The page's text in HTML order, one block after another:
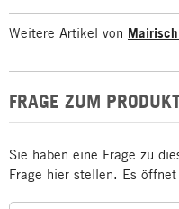
Weitere Artikel von
FRAGE ZUM
Sie haben eine Frage zu
Frage hier stellen. Es